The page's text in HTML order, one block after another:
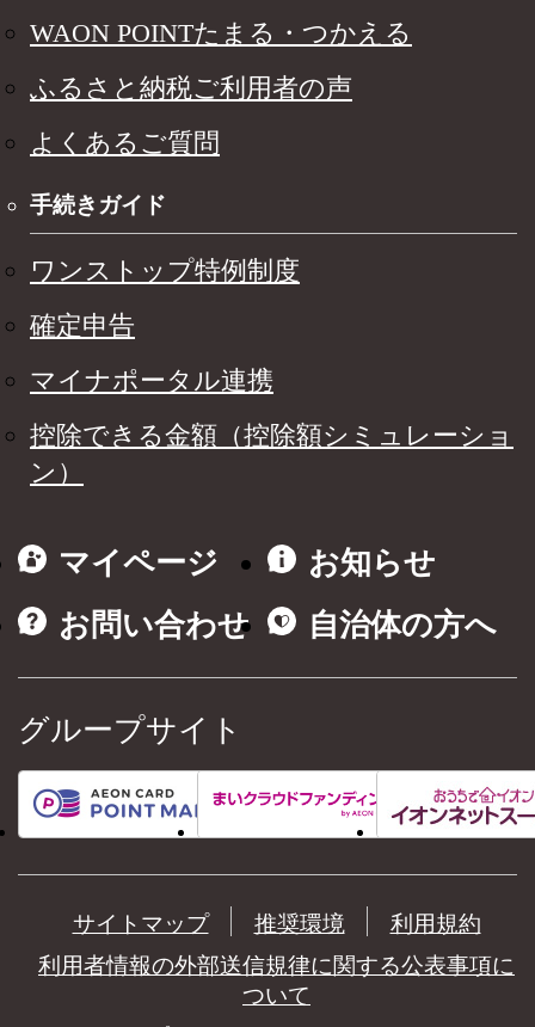
WAON POINTたまる・つかえる
ふるさと納税ご利用者の声
よくあるご質問
手続きガイド
ワンストップ特例制度
確定申告
マイナポータル連携
控除できる金額（控除額シミュレーショ
ン）
マイページ
お知らせ
お問い合わせ
自治体の方へ
グループサイト
サイトマップ 推奨環境
利用規約
利用者情報の外部送信規律に関する公表事項に
ついて